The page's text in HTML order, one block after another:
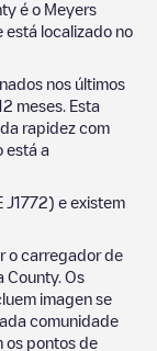
é o Meyers
está localizado no
nos últimos
meses. Esta
rapidez com
está a
J1772) e existem
o carregador de
County. Os
imagen se
comunidade
os pontos de